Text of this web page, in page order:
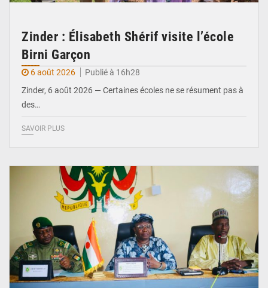
Zinder : Élisabeth Shérif visite l’école
Birni Garçon
6 août 2026
Publié à 16h28
Zinder, 6 août 2026 — Certaines écoles ne se résument pas à
des…
SAVOIR PLUS